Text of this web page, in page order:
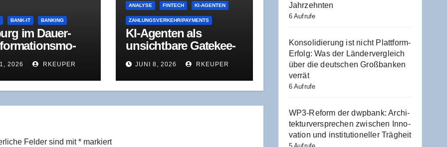
BANK-IT BANKING
im Dau­er­
der Jah­res­
2025 wirk­
2026 RKEUPER
ANALYSE FINTECH KI-AGENTEN
ZAHLUNGSVERKEHR/PAYMENTS
KI-Agen­ten als
unsicht­ba­re Gate­kee­
per – Was „Fin­tech
2040” rich­tig sieht und
was es verschweigt
JUNI 8, 2026 RKEUPER
Felder sind mit* markiert
Jahrzehnten
6 Aufrufe
Kon­so­li­die­rung ist nicht Platt­form-
Erfolg: Was der Län­der­ver­gleich
über die deut­schen Groß­ban­ken
verrät
6 Aufrufe
WP3-Reform der dwp­bank: Archi­
tek­tur­ver­spre­chen zwi­schen Inno­
va­ti­on und insti­tu­tio­nel­ler Trägheit
5 Aufrufe